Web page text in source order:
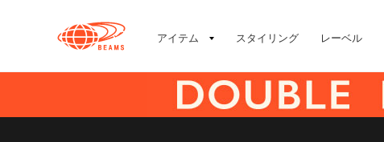
アイテム スタイリング レーベル